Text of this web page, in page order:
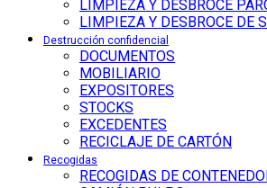
LIMPIEZA Y DESBROCE
LIMPIEZA Y DESBROCE DE
Destrucción confidencial
DOCUMENTOS
MOBILIARIO
EXPOSITORES
STOCKS
EXCEDENTES
RECICLAJE DE CARTÓN
Recogidas
RECOGIDAS DE